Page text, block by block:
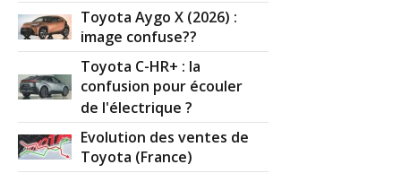
Toyota Aygo X (2026) :
image confuse??
Toyota C-HR+ : la
confusion pour écouler
de l'électrique ?
Evolution des ventes de
Toyota (France)